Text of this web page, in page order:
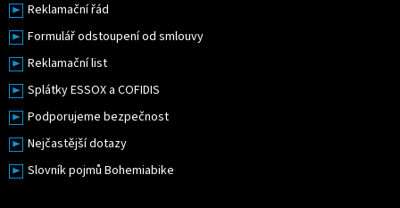
Reklamační řád
Formulář odstoupení od smlouvy
Reklamační list
Splátky ESSOX a COFIDIS
Podporujeme bezpečnost
Nejčastější dotazy
Slovník pojmů Bohemiabike